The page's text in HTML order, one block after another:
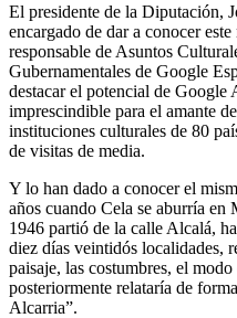
El presidente de la Diputación,
encargado de dar a conocer
responsable de Asuntos
Gubernamentales de Google
destacar el potencial de
imprescindible para el amante
instituciones culturales de 80
de visitas de media.
Y lo han dado a conocer el
años cuando Cela se aburría
1946 partió de la calle Alcalá,
diez días veintidós localidades,
paisaje, las costumbres, el
posteriormente relataría de
Alcarria”.